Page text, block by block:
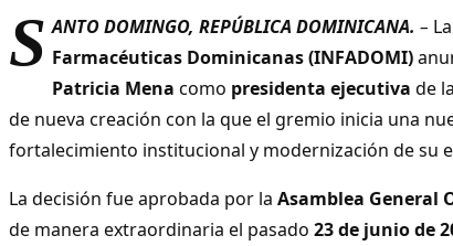
S ANTO DOMINGO, REPÚBLICA DOMINICANA. – La
Farmacéuticas Dominicanas (INFADOMI)
Patricia Mena como presidenta ejecutiva de
de nueva creación con la que el gremio inicia una
fortalecimiento institucional y modernización de su
La decisión fue aprobada por la Asamblea General
de manera extraordinaria el pasado 23 de junio de